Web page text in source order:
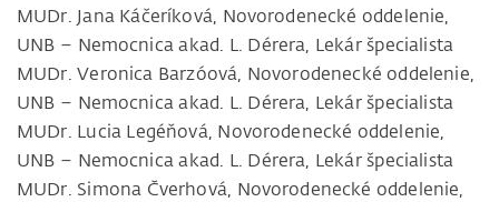
MUDr. Jana Káčeríková, Novorodenecké oddelenie,
UNB – Nemocnica akad. L. Dérera, Lekár špecialista
MUDr. Veronica Barzóová, Novorodenecké oddelenie,
UNB – Nemocnica akad. L. Dérera, Lekár špecialista
MUDr. Lucia Legéňová, Novorodenecké oddelenie,
UNB – Nemocnica akad. L. Dérera, Lekár špecialista
MUDr. Simona Čverhová, Novorodenecké oddelenie,